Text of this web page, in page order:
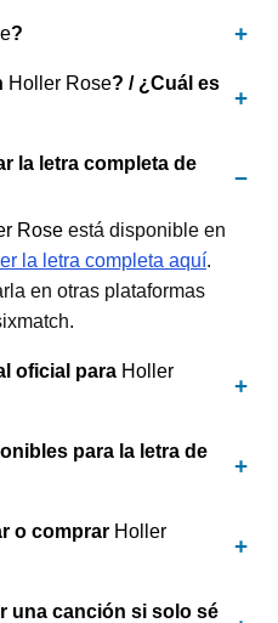
?
Holler Rose? / ¿Cuál es
la letra completa de
Rose está disponible en
la letra completa aquí.
en otras plataformas
oficial para Holler
para la letra de
o comprar Holler
una canción si solo sé